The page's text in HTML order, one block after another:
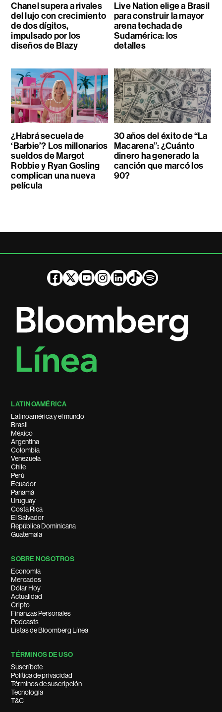
Chanel supera a rivales
del lujo con crecimiento
de dos dígitos,
impulsado por los
diseños de Blazy
Live Nation elige a Brasil
para construir la mayor
arena techada de
Sudamérica: los
detalles
¿Habrá secuela de
‘Barbie’? Los millonarios
sueldos de Margot
Robbie y Ryan Gosling
complican una nueva
película
30 años del éxito de “La
Macarena”: ¿Cuánto
dinero ha generado la
canción que marcó los
90?
LATINOAMÉRICA
Latinoamérica y el mundo
Brasil
México
Argentina
Colombia
Venezuela
Chile
Perú
Ecuador
Panamá
Uruguay
Costa Rica
El Salvador
República Dominicana
Guatemala
SOBRE NOSOTROS
Economía
Mercados
Dólar Hoy
Actualidad
Cripto
Finanzas Personales
Podcasts
Listas de Bloomberg Línea
TÉRMINOS DE USO
Suscríbete
Política de privacidad
Términos de suscripción
Tecnología
T&C